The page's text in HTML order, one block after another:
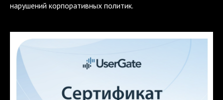
нарушений корпоративных политик.